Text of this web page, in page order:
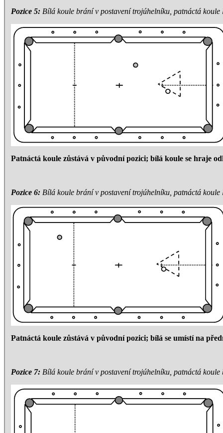
Pozice 5: Bílá koule brání v postavení trojúhelníku, patnáctá
Patnáctá koule zůstává v původní pozici; bílá koule se hraje
Pozice 6: Bílá koule brání v postavení trojúhelníku, patnáctá koule
Patnáctá koule zůstává v původní pozici; bílá se umístí na
Pozice 7: Bílá koule brání v postavení trojúhelníku, patnáctá